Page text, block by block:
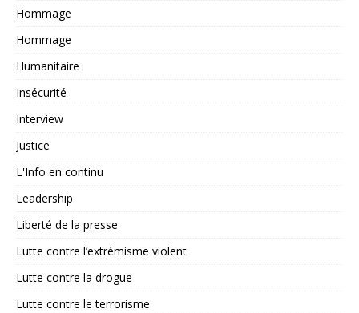
Hommage
Hommage
Humanitaire
Insécurité
Interview
Justice
L'Info en continu
Leadership
Liberté de la presse
Lutte contre l’extrémisme violent
Lutte contre la drogue
Lutte contre le terrorisme